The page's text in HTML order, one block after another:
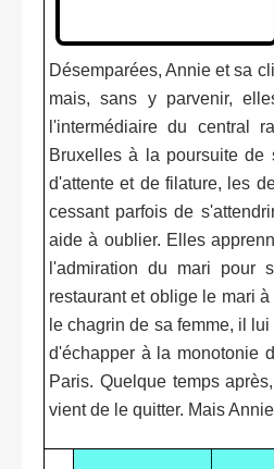
Désemparées, Annie et sa
mais, sans y parvenir,
l'intermédiaire du central
Bruxelles à la poursuite
d'attente et de filature, les
cessant parfois de
aide à oublier. Elles
l'admiration du mari pour
restaurant et oblige le mari
le chagrin de sa femme, il
d'échapper à la monotonie
Paris. Quelque temps
vient de le quitter. Mais